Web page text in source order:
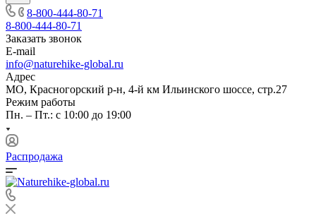
8-800-444-80-71
8-800-444-80-71
Заказать звонок
E-mail
info@naturehike-global.ru
Адрес
МО, Красногорский р-н, 4-й км Ильинского шоссе, стр.27
Режим работы
Пн. – Пт.: с 10:00 до 19:00
Распродажа